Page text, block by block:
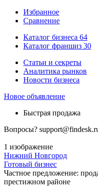
Избранное
Сравнение
Каталог бизнеса 64
Каталог франшиз 30
Статьи и секреты
Аналитика рынков
Новости бизнеса
Новое объявление
Быстрая продажа
Вопросы?
1 изображение
Нижний Новгород
Готовый бизнес
Частное предложение:
престижном районе